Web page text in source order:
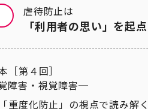
虐待防止は
「利用者の思い」を起
［第４回］
障害・視覚障害─
重度化防止」の視点で読み解